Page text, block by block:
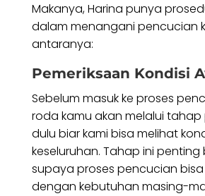
Makanya, Harina punya
dalam menangani pencucian
antaranya:
Pemeriksaan Kondisi
Sebelum masuk ke proses
roda kamu akan melalui tahap
dulu biar kami bisa melihat
keseluruhan. Tahap ini
supaya proses pencucian
dengan kebutuhan masing-